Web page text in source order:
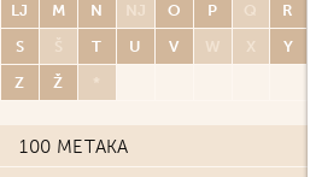
LJ
M N NJ O P Q
R
S
Š T U V W X
Y
Z
Ž *
100 METAKA